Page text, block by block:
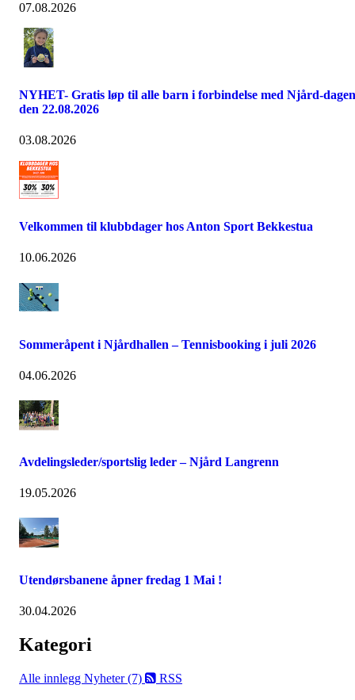
07.08.2026
NYHET- Gratis løp til alle barn i forbindelse med Njård-dagen
den 22.08.2026
03.08.2026
Velkommen til klubbdager hos Anton Sport Bekkestua
10.06.2026
Sommeråpent i Njårdhallen – Tennisbooking i juli 2026
04.06.2026
Avdelingsleder/sportslig leder – Njård Langrenn
19.05.2026
Utendørsbanene åpner fredag 1 Mai !
30.04.2026
Kategori
Alle innlegg Nyheter (7) RSS